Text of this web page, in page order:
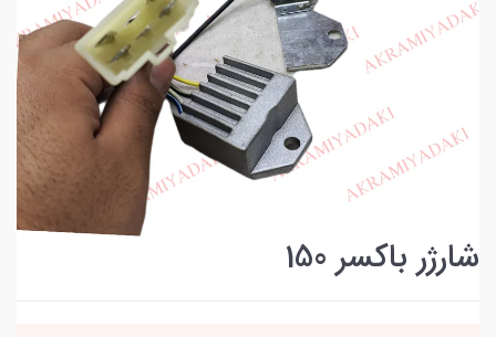
شارژر باکسر 150